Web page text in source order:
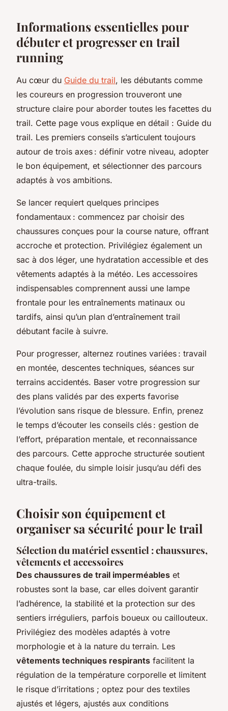
Informations essentielles pour
débuter et progresser en trail
running
Au cœur du Guide du trail, les débutants comme
les coureurs en progression trouveront une
structure claire pour aborder toutes les facettes du
trail. Cette page vous explique en détail : Guide du
trail. Les premiers conseils s’articulent toujours
autour de trois axes : définir votre niveau, adopter
le bon équipement, et sélectionner des parcours
adaptés à vos ambitions.
Se lancer requiert quelques principes
fondamentaux : commencez par choisir des
chaussures conçues pour la course nature, offrant
accroche et protection. Privilégiez également un
sac à dos léger, une hydratation accessible et des
vêtements adaptés à la météo. Les accessoires
indispensables comprennent aussi une lampe
frontale pour les entraînements matinaux ou
tardifs, ainsi qu’un plan d’entraînement trail
débutant facile à suivre.
Pour progresser, alternez routines variées : travail
en montée, descentes techniques, séances sur
terrains accidentés. Baser votre progression sur
des plans validés par des experts favorise
l’évolution sans risque de blessure. Enfin, prenez
le temps d’écouter les conseils clés : gestion de
l’effort, préparation mentale, et reconnaissance
des parcours. Cette approche structurée soutient
chaque foulée, du simple loisir jusqu’au défi des
ultra-trails.
Choisir son équipement et
organiser sa sécurité pour le trail
Sélection du matériel essentiel : chaussures,
vêtements et accessoires
Des chaussures de trail imperméables et
robustes sont la base, car elles doivent garantir
l’adhérence, la stabilité et la protection sur des
sentiers irréguliers, parfois boueux ou caillouteux.
Privilégiez des modèles adaptés à votre
morphologie et à la nature du terrain. Les
vêtements techniques respirants facilitent la
régulation de la température corporelle et limitent
le risque d’irritations ; optez pour des textiles
ajustés et légers, ajustés aux conditions